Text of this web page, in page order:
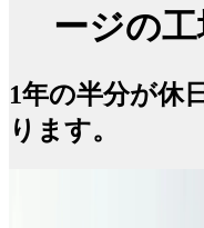
ージの工
1年の半分が休
ります。